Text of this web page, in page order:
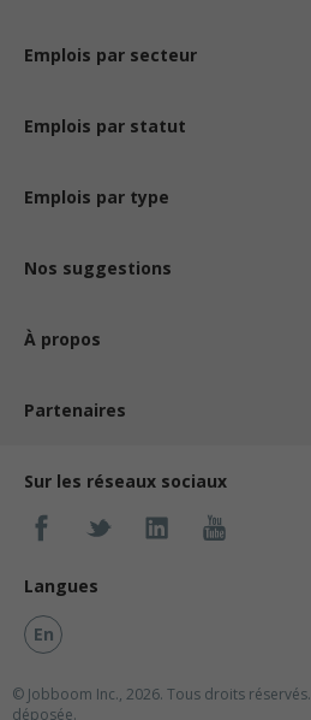
Emplois par secteur
Emplois par statut
Emplois par type
Nos suggestions
À propos
Partenaires
Sur les réseaux sociaux
Langues
En
© Jobboom Inc., 2026. Tous droits réservés.
déposée.